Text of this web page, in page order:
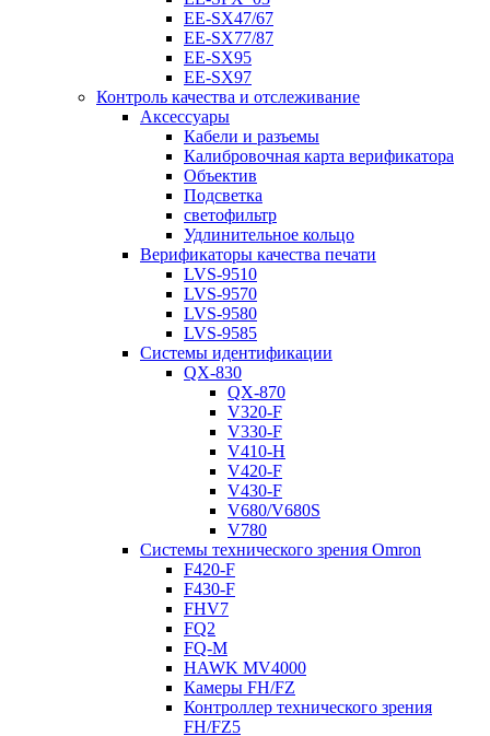
EE-SX47/67
EE-SX77/87
EE-SX95
EE-SX97
Контроль качества и отслеживание
Аксессуары
Кабели и разъемы
Калибровочная карта верификатора
Объектив
Подсветка
светофильтр
Удлинительное кольцо
Верификаторы качества печати
LVS-9510
LVS-9570
LVS-9580
LVS-9585
Системы идентификации
QX-830
QX-870
V320-F
V330-F
V410-H
V420-F
V430-F
V680/V680S
V780
Системы технического зрения Omron
F420-F
F430-F
FHV7
FQ2
FQ-M
HAWK MV4000
Камеры FH/FZ
Контроллер технического зрения
FH/FZ5